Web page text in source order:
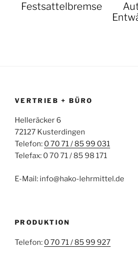
Festsattelbremse
VERTRIEB + BÜRO
Helleräcker 6
72127 Kusterdingen
Telefon: 0 70 71 / 85 99 031
Telefax: 0 70 71 / 85 98 171
E-Mail: info@hako-lehrmittel.de
PRODUKTION
Telefon: 0 70 71 / 85 99 927